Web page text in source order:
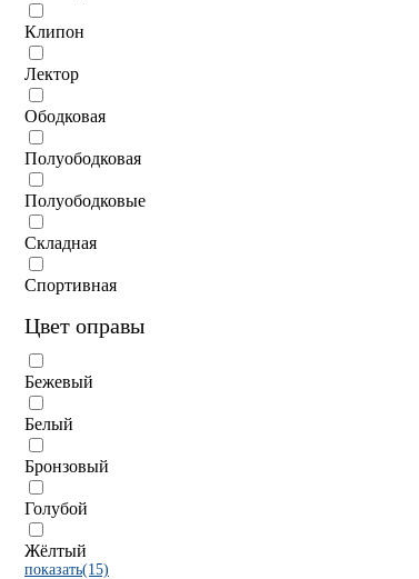
Клипон
Лектор
Ободковая
Полуободковая
Полуободковые
Складная
Спортивная
Цвет оправы
Бежевый
Белый
Бронзовый
Голубой
Жёлтый
показать(15)